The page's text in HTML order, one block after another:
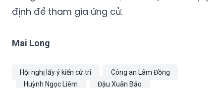
định để tham gia ứng cử.
Mai Long
Hội nghị lấy ý kiến cử tri
Công an Lâm Đồng
Huỳnh Ngọc Liêm
Đậu Xuân Bảo